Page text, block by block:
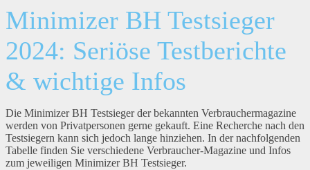
Minimizer BH Testsieger
2024: Seriöse Testberichte
& wichtige Infos
Die Minimizer BH Testsieger der bekannten Verbrauchermagazine
werden von Privatpersonen gerne gekauft. Eine Recherche nach den
Testsiegern kann sich jedoch lange hinziehen. In der nachfolgenden
Tabelle finden Sie verschiedene Verbraucher-Magazine und Infos
zum jeweiligen Minimizer BH Testsieger.